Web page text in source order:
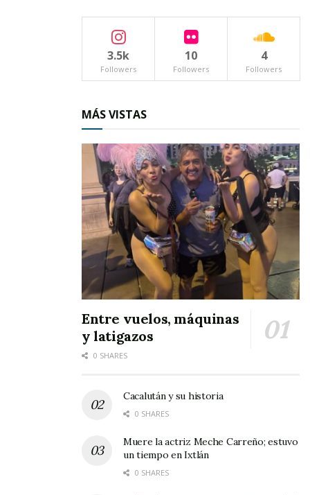
3.5k
Followers
10
Followers
4
Followers
MÁS VISTAS
Entre vuelos, máquinas
y latigazos
0 SHARES
Cacalután y su historia
0 SHARES
Muere la actriz Meche Carreño; estuvo
un tiempo en Ixtlán
0 SHARES